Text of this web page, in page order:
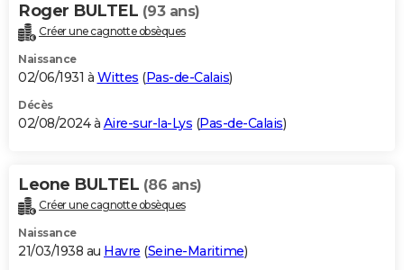
Roger BULTEL (93 ans)
Créer une cagnotte obsèques
Naissance
02/06/1931 à Wittes (Pas-de-Calais)
Décès
02/08/2024 à Aire-sur-la-Lys (Pas-de-Calais)
Leone BULTEL (86 ans)
Créer une cagnotte obsèques
Naissance
21/03/1938 au Havre (Seine-Maritime)